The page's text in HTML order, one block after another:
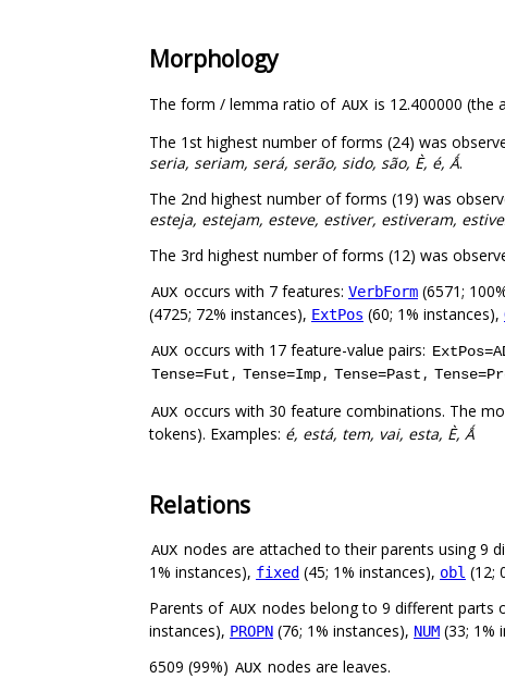
Morphology
The form / lemma ratio of AUX is 12.400000 (the
The 1st highest number of forms (24) was
seria, seriam, será, serão, sido, são, È, é, Ǻ.
The 2nd highest number of forms (19) was
esteja, estejam, esteve, estiver, estiveram,
The 3rd highest number of forms (12) was
AUX occurs with 7 features: VerbForm (6571;
(4725; 72% instances), ExtPos (60; 1% instances),
AUX occurs with 17 feature-value pairs:
Tense=Fut , Tense=Imp, Tense=Past ,
AUX occurs with 30 feature combinations. The
tokens). Examples: é, está, tem, vai, esta, È, Ǻ
Relations
AUX nodes are attached to their parents using 9
1% instances), fixed (45; 1% instances), obl (12;
Parents of AUX nodes belong to 9 different parts
instances), PROPN (76; 1% instances), NUM (33; 1%
6509 (99%) AUX nodes are leaves.